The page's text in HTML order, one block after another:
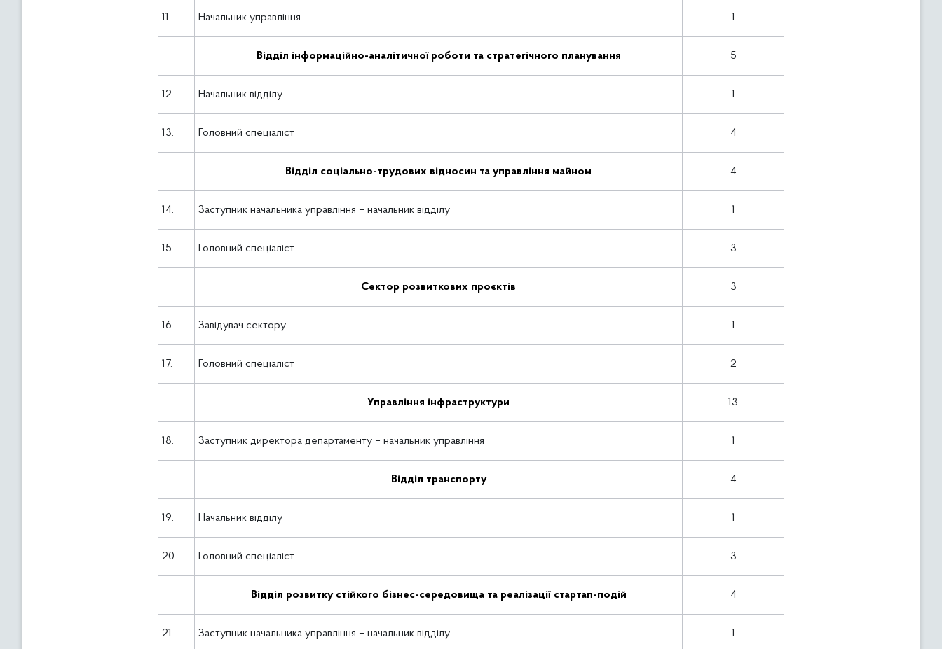
11. Начальник управління 1
Відділ інформаційно-аналітичної роботи та стратегічного планування 5
12. Начальник відділу 1
13. Головний спеціаліст 4
Відділ соціально-трудових відносин та управління майном 4
14. Заступник начальника управління – начальник відділу 1
15. Головний спеціаліст 3
Сектор розвиткових проєктів 3
16. Завідувач сектору 1
17. Головний спеціаліст 2
Управління інфраструктури 13
18. Заступник директора департаменту – начальник управління 1
Відділ транспорту 4
19. Начальник відділу 1
20. Головний спеціаліст 3
Відділ розвитку стійкого бізнес-середовища та реалізації стартап-подій 4
21. Заступник начальника управління – начальник відділу 1